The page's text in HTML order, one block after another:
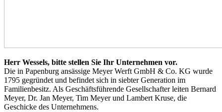
Herr Wessels, bitte stellen Sie Ihr Unternehmen vor.
Die in Papenburg ansässige Meyer Werft GmbH & Co. KG wurde
1795 gegründet und befindet sich in siebter Generation im
Familienbesitz. Als Geschäftsführende Gesellschafter leiten Bernard
Meyer, Dr. Jan Meyer, Tim Meyer und Lambert Kruse, die
Geschicke des Unternehmens.